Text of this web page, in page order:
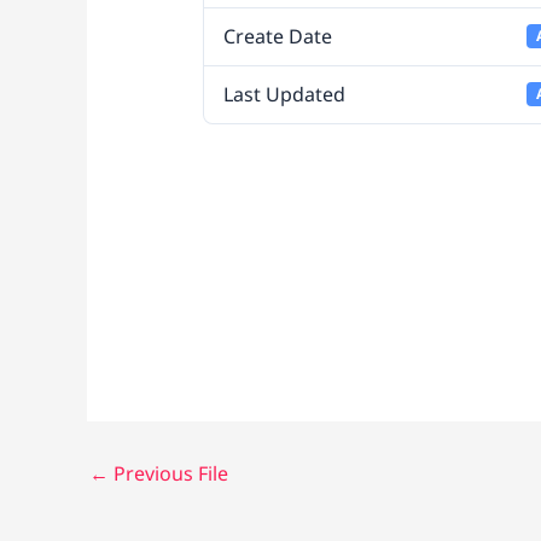
at
Create Date
Last Updated
← Previous File